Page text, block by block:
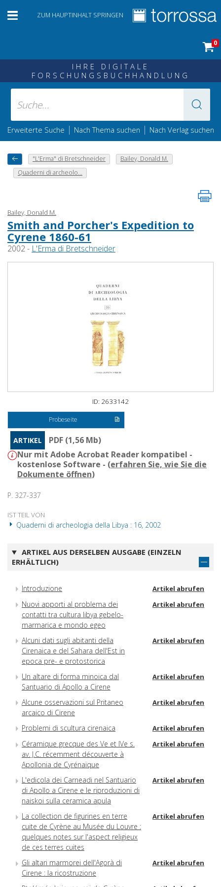
ZUM HAUPTINHALT SPRINGEN
0
IHRE DIGITALE
FORSCHUNGSBUCHHANDLUNG
Erweiterte Suche | Nach Thema suchen | Nach Verlag suchen
"L'Erma" di Bretschneider
Bailey, Donald M.
Quaderni di archeolo...
Bailey, Donald M.
Smith and Porcher's Expedition to
Cyrene 1860-61
2002 - L'Erma di Bretschneider
ID: 2633142
Probeseite
ARTIKEL
PDF (1,56 Mb)
Nur mit Adobe Acrobat Reader kompatibel -
kostenlose Software - (erfahren Sie, wie Sie die
Dokumente öffnen)
P. 327-337
IST TEIL VON
Quaderni di archeologia della Libya : 16, 2002
ARTIKEL AUS DERSELBEN AUSGABE (EINZELN
ERHÄLTLICH)
Introduzione Artikel abrufen
Nuovi apporti al problema dei
contatti tra cultura libya gebelo-
marmarica e mondo egeo
Artikel abrufen
Alcuni dati sugli abitanti della
Cirenaica e del Sahara dell'Est in
epoca pre- e protostorica
Artikel abrufen
Un altare di forma minoica dal
Santuario di Apollo a Cirene
Artikel abrufen
Alcune osservazioni sul Pritaneo
arcaico di Cirene
Artikel abrufen
Problemi di scultura cirenaica Artikel abrufen
Céramique grecque des Ve et IVe s.
av. J.C. récemment découverte à
Apollonia de Cyrénaïque
Artikel abrufen
L'edicola dei Carneadi nel Santuario
di Apollo a Cirene e le riproduzioni di
naiskoi sulla ceramica apula
Artikel abrufen
La collection de figurines en terre
cuite de Cyrène au Musée du Louvre :
quelques notes sur l'aspect religieux
de ces terres cuites
Artikel abrufen
Gli altari marmorei dell'Agorà di
Cirene : la ricostruzione
Artikel abrufen